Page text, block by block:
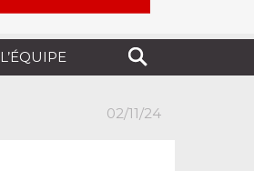
L’ÉQUIPE
02/11/24